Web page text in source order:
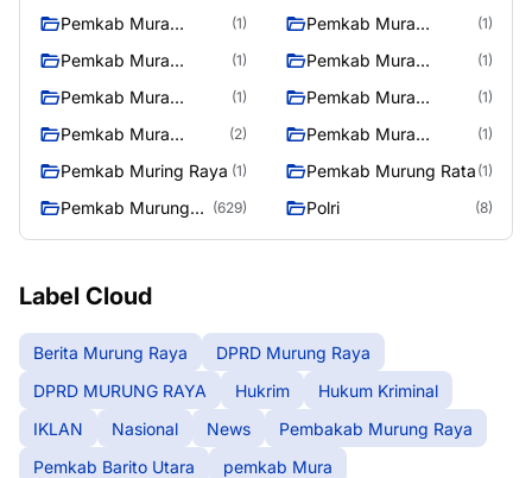
Pemkab Mura
(1)
Pemkab Mura
(1)
Pemkab Mura
(1)
Pemkab Mura
(1)
Pemkab Mura
(1)
Pemkab Mura
(1)
Pemkab Mura
(2)
Pemkab Mura
(1)
Pemkab Muring Raya (1) Pemkab Murung Rata (1)
Pemkab Murung
(629) Polri (8)
Label Cloud
Berita Murung Raya
DPRD Murung Raya
DPRD MURUNG RAYA
Hukrim
Hukum Kriminal
IKLAN
Nasional News
Pembakab Murung Raya
Pemkab Barito Utara
pemkab Mura